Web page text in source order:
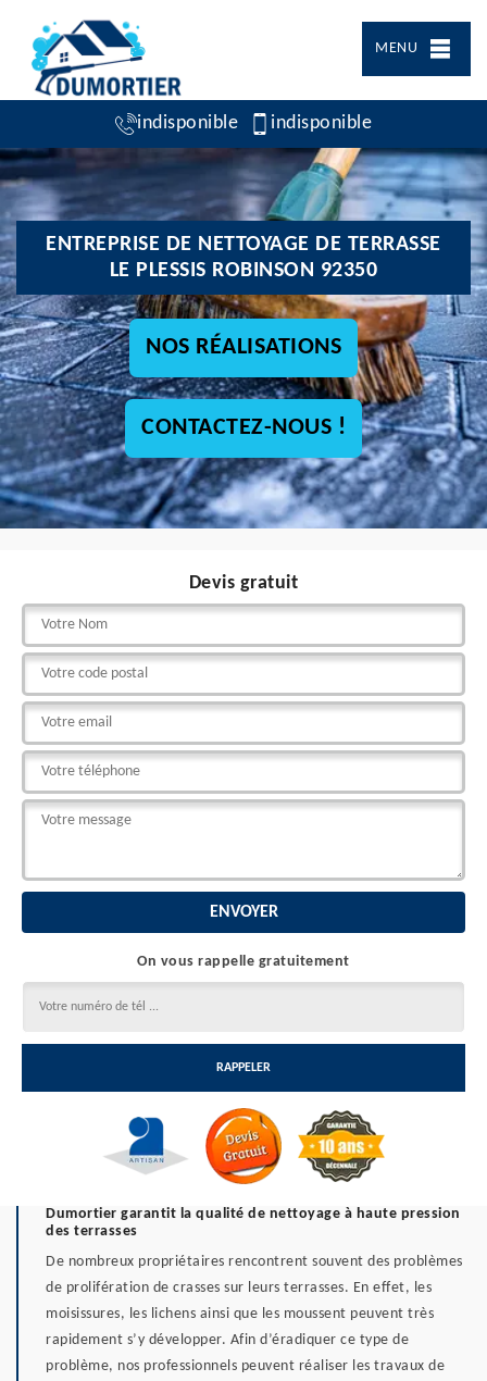
MENU
indisponible indisponible
ENTREPRISE DE NETTOYAGE DE TERRASSE
LE PLESSIS ROBINSON 92350
NOS RÉALISATIONS
CONTACTEZ-NOUS !
Devis gratuit
On vous rappelle gratuitement
Dumortier garantit la qualité de nettoyage à haute pression
des terrasses
De nombreux propriétaires rencontrent souvent des problèmes
de prolifération de crasses sur leurs terrasses. En effet, les
moisissures, les lichens ainsi que les moussent peuvent très
rapidement s’y développer. Afin d’éradiquer ce type de
problème, nos professionnels peuvent réaliser les travaux de